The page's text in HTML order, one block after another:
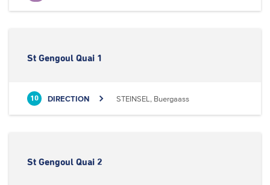
St Gengoul Quai 1
10 DIRECTION STEINSEL, Buergaass
St Gengoul Quai 2